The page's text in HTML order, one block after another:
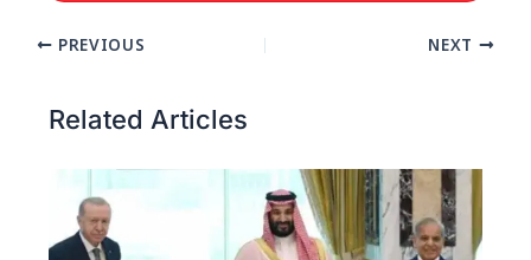
PREVIOUS NEXT
Related Articles